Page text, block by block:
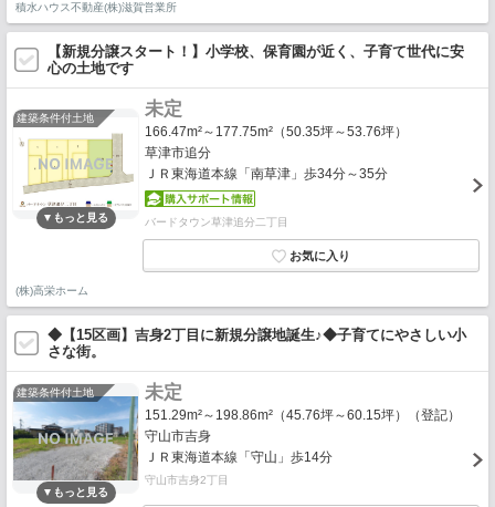
積水ハウス不動産(株)滋賀営業所
【新規分譲スタート！】小学校、保育園が近く、子育て世代に安
心の土地です
建築条件付土地 未定
166.47m²～177.75m²（50.35坪～53.76坪）
草津市追分
ＪＲ東海道本線「南草津」歩34分～35分
バードタウン草津追分二丁目
(株)高栄ホーム
◆【15区画】吉身2丁目に新規分譲地誕生♪◆子育てにやさしい小
さな街。
建築条件付土地 未定
151.29m²～198.86m²（45.76坪～60.15坪）（登記）
守山市吉身
ＪＲ東海道本線「守山」歩14分
守山市吉身2丁目